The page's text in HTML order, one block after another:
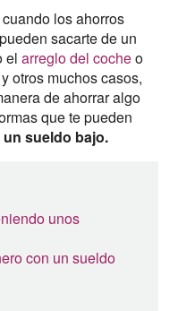
los ahorros
sacarte de un
el arreglo del cocheo
otros muchos casos,
de ahorrar algo
que te pueden
sueldo bajo.
unos
con un sueldo